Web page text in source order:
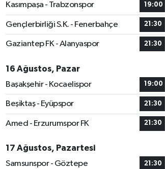
Kasımpaşa - Trabzonspor 19:00
Gençlerbirliği S.K. - Fenerbahçe 21:30
Gaziantep FK - Alanyaspor 21:30
16 Ağustos, Pazar
Başakşehir - Kocaelispor
19:00
Beşiktaş - Eyüpspor 21:30
Amed - Erzurumspor FK 21:30
17 Ağustos, Pazartesi
Samsunspor - Göztepe
21:30